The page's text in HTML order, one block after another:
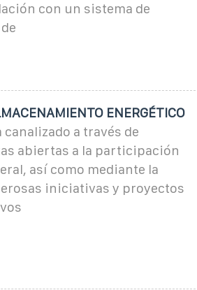
con un sistema de
ENERGÉTICO
canalizado a través de
abiertas a la participación
así como mediante la
iniciativas y proyectos